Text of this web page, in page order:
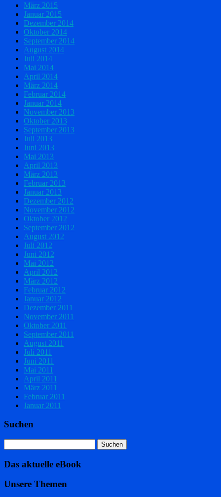
März 2015
Januar 2015
Dezember 2014
Oktober 2014
September 2014
August 2014
Juli 2014
Mai 2014
April 2014
März 2014
Februar 2014
Januar 2014
November 2013
Oktober 2013
September 2013
Juli 2013
Juni 2013
Mai 2013
April 2013
März 2013
Februar 2013
Januar 2013
Dezember 2012
November 2012
Oktober 2012
September 2012
August 2012
Juli 2012
Juni 2012
Mai 2012
April 2012
März 2012
Februar 2012
Januar 2012
Dezember 2011
November 2011
Oktober 2011
September 2011
August 2011
Juli 2011
Juni 2011
Mai 2011
April 2011
März 2011
Februar 2011
Januar 2011
Suchen
Das aktuelle eBook
Unsere Themen